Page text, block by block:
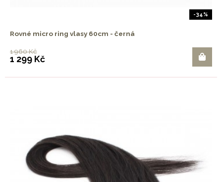
-34%
Rovné micro ring vlasy 60cm - černá
1 960 Kč
1 299 Kč